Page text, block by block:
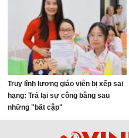
Truy lĩnh lương giáo viên bị xếp sai
hạng: Trả lại sự công bằng sau
những "bất cập"